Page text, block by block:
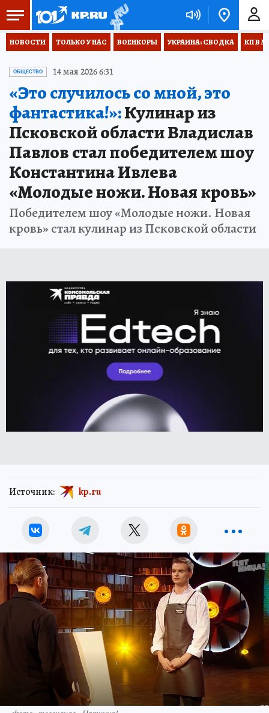
НОВОСТИ ТОЛЬКО У НАС ВОЕНКОРЫ УКРАИНА: СВОДКА КП В
ОБЩЕСТВО 14 мая 2026 6:31
«Это случилось со мной, это
фантастика!»:Кулинар из
Псковской области Владислав
Павлов стал победителем шоу
Константина Ивлева
«Молодые ножи. Новая кровь»
Победителем шоу «Молодые ножи. Новая
кровь» стал кулинар из Псковской области
Источник: kp.ru